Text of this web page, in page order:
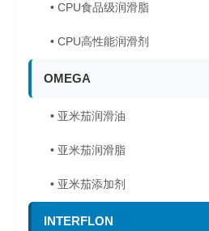
• CPU食品级润滑脂
• CPU高性能润滑剂
OMEGA
• 亚米茄润滑油
• 亚米茄润滑脂
• 亚米茄添加剂
INTERFLON